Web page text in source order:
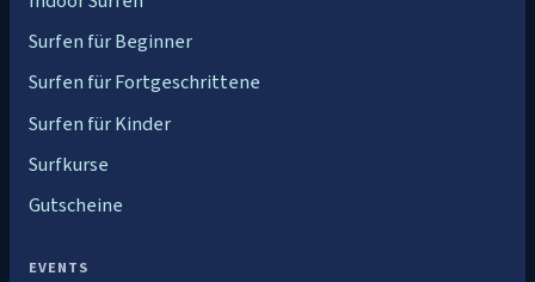
Surfen für Beginner
Surfen für Fortgeschrittene
Surfen für Kinder
Surfkurse
Gutscheine
EVENTS